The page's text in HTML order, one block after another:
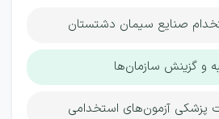
صنایع سیمان دشتستان
و گزینش سازمان‌ها
پزشکی آزمون‌های استخدامی